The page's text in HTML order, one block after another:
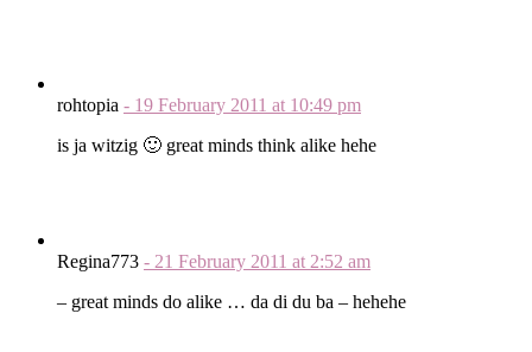
rohtopia - 19 February 2011 at 10:49 pm
is ja witzig 🙂 great minds think alike hehe
Regina773 - 21 February 2011 at 2:52 am
– great minds do alike … da di du ba – hehehe